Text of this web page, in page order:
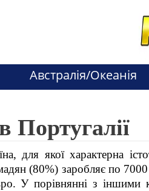
Австралія/Океанія
Португалії
для якої характерна
(80%) заробляє по
У порівнянні з іншими